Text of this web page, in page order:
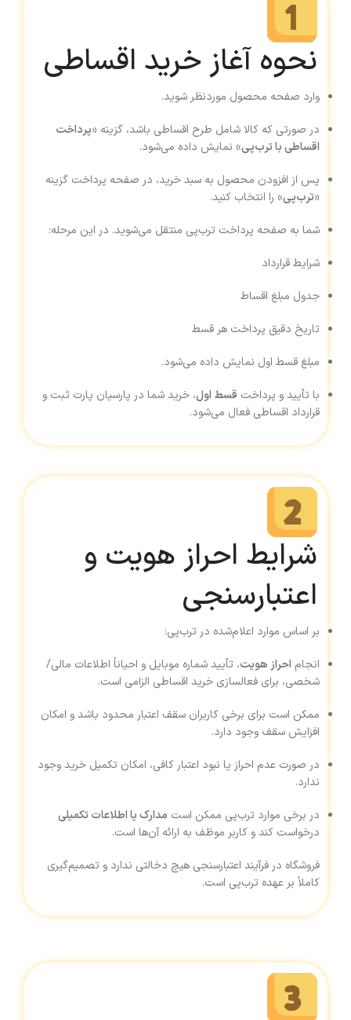
نحوه آغاز خرید اقساطی
وارد صفحه محصول موردنظر شوید.
در صورتی که کالا شامل طرح اقساطی باشد، گزینه «پرداخت
اقساطی با ترب‌پی» نمایش داده می‌شود.
پس از افزودن محصول به سبد خرید، در صفحه پرداخت گزینه
«ترب‌پی» را انتخاب کنید.
شما به صفحه پرداخت ترب‌پی منتقل می‌شوید. در این مرحله:
شرایط قرارداد
جدول مبلغ اقساط
تاریخ دقیق پرداخت هر قسط
مبلغ قسط اول نمایش داده می‌شود.
با تأیید و پرداخت قسط اول، خرید شما در پارسیان پارت ثبت و
قرارداد اقساطی فعال می‌شود.
شرایط احراز هویت و
اعتبارسنجی
بر اساس موارد اعلام‌شده در ترب‌پی:
انجام احراز هویت، تأیید شماره موبایل و احیاناً اطلاعات مالی/
شخصی، برای فعالسازی خرید اقساطی الزامی است.
ممکن است برای برخی کاربران سقف اعتبار محدود باشد و امکان
افزایش سقف وجود دارد.
در صورت عدم احراز یا نبود اعتبار کافی، امکان تکمیل خرید وجود
ندارد.
در برخی موارد ترب‌پی ممکن است مدارک یا اطلاعات تکمیلی
درخواست کند و کاربر موظف به ارائه آن‌ها است.
فروشگاه در فرآیند اعتبارسنجی هیچ دخالتی ندارد و تصمیم‌گیری
کاملاً بر عهده ترب‌پی است.